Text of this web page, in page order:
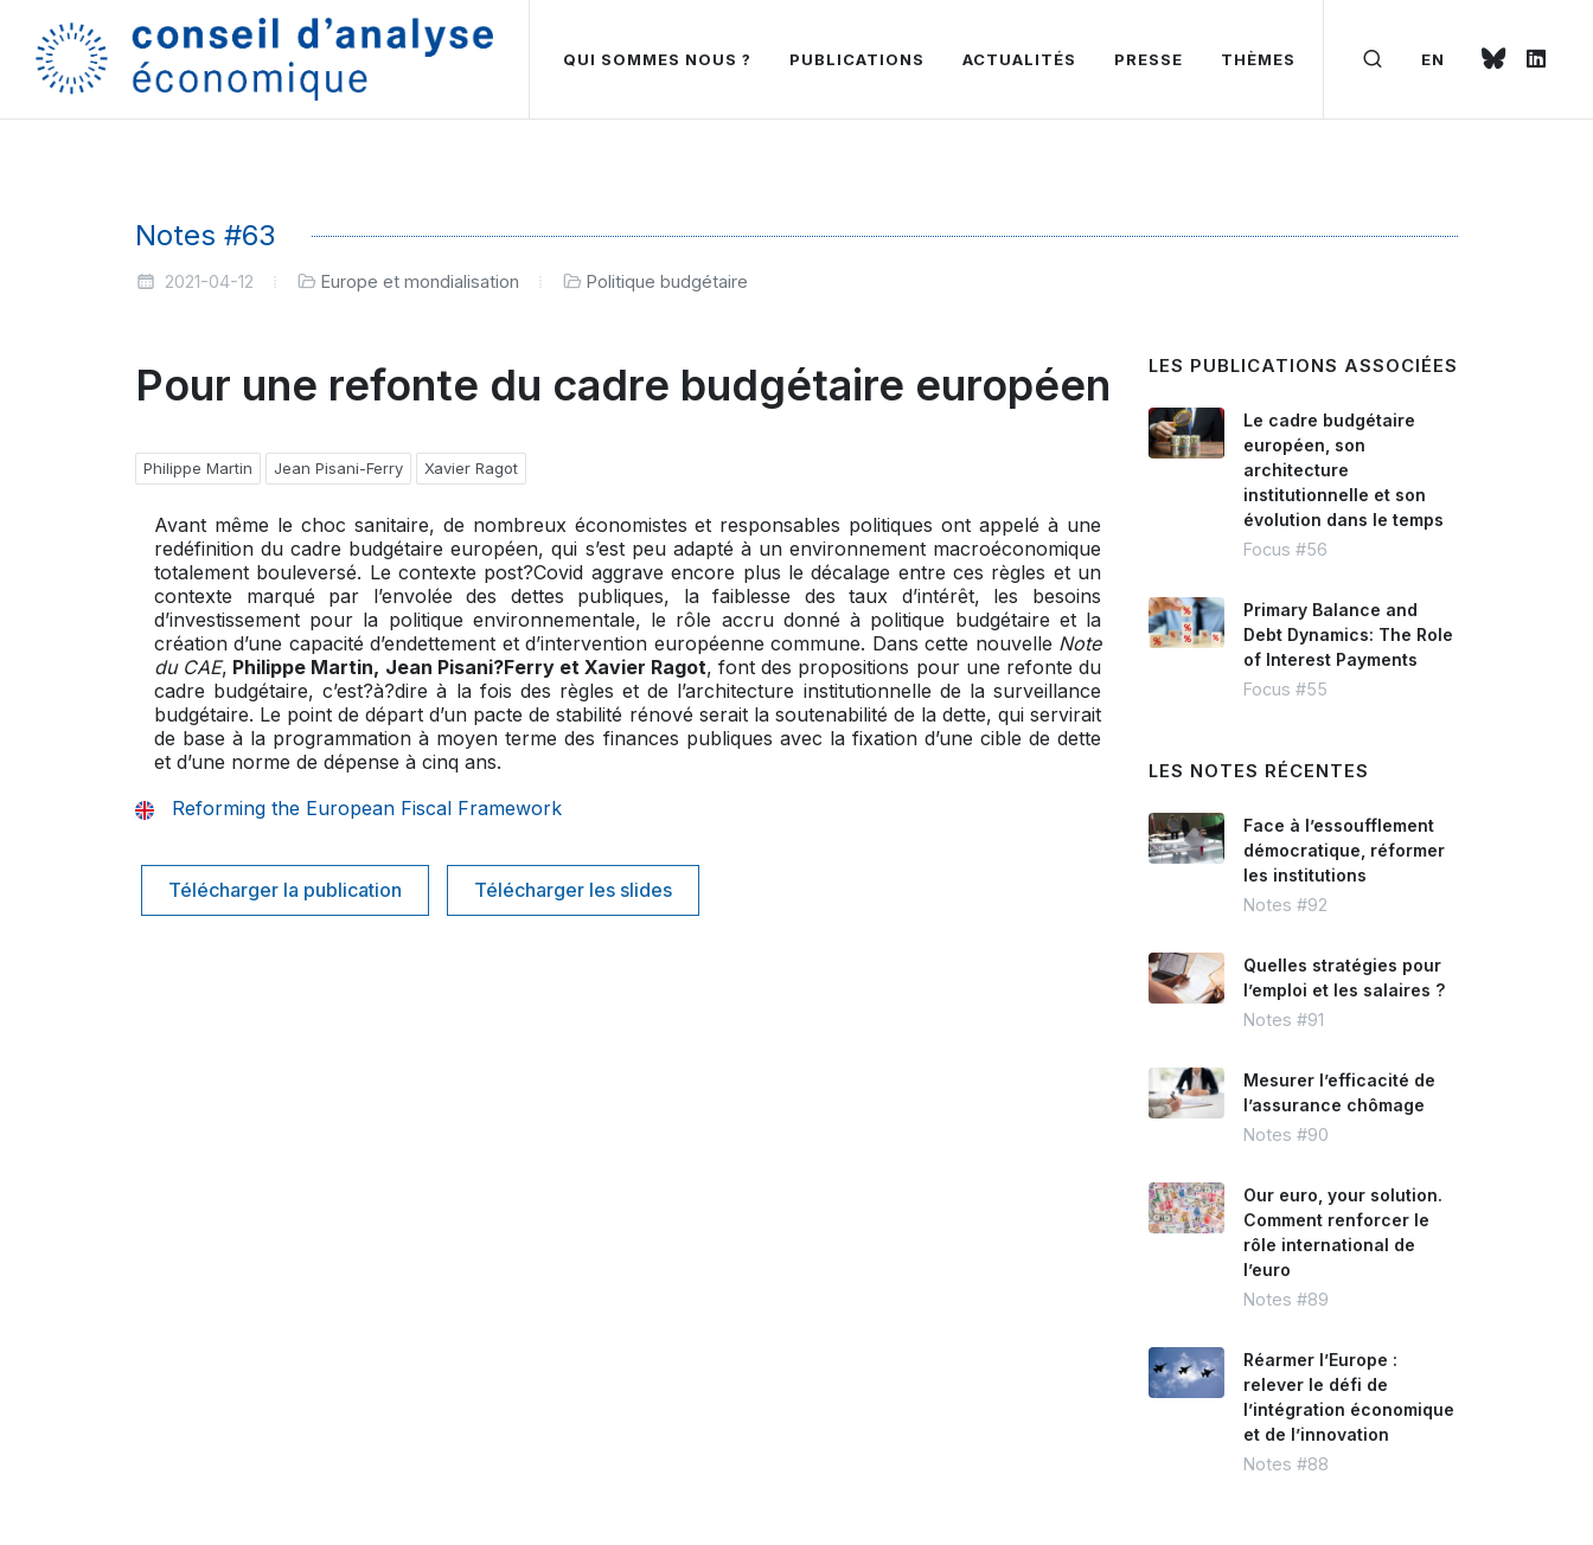
EN
QUI SOMMES NOUS ? PUBLICATIONS ACTUALITÉS PRESSE THÈMES
Notes #63
2021-04-12 Europe et mondialisation Politique budgétaire
Pour une refonte du cadre budgétaire européen
Philippe Martin Jean Pisani-Ferry Xavier Ragot
Avant même le choc sanitaire, de nombreux économistes et responsables politiques ont appelé à une
redéfinition du cadre budgétaire européen, qui s’est peu adapté à un environnement macroéconomique
totalement bouleversé. Le contexte post?Covid aggrave encore plus le décalage entre ces règles et un
contexte marqué par l’envolée des dettes publiques, la faiblesse des taux d’intérêt, les besoins
d’investissement pour la politique environnementale, le rôle accru donné à politique budgétaire et la
création d’une capacité d’endettement et d’intervention européenne commune. Dans cette nouvelle Note
du CAE, Philippe Martin, Jean Pisani?Ferry et Xavier Ragot, font des propositions pour une refonte du
cadre budgétaire, c’est?à?dire à la fois des règles et de l’architecture institutionnelle de la surveillance
budgétaire. Le point de départ d’un pacte de stabilité rénové serait la soutenabilité de la dette, qui servirait
de base à la programmation à moyen terme des finances publiques avec la fixation d’une cible de dette
et d’une norme de dépense à cinq ans.
Reforming the European Fiscal Framework
Télécharger la publication Télécharger les slides
LES PUBLICATIONS ASSOCIÉES
Le cadre budgétaire
européen, son
architecture
institutionnelle et son
évolution dans le temps
Focus #56
Primary Balance and
Debt Dynamics: The Role
of Interest Payments
Focus #55
LES NOTES RÉCENTES
Face à l’essoufflement
démocratique, réformer
les institutions
Notes #92
Quelles stratégies pour
l’emploi et les salaires ?
Notes #91
Mesurer l’efficacité de
l’assurance chômage
Notes #90
Our euro, your solution.
Comment renforcer le
rôle international de
l’euro
Notes #89
Réarmer l’Europe :
relever le défi de
l’intégration économique
et de l’innovation
Notes #88